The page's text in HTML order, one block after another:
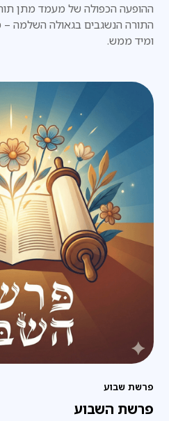
ההופעה הכפולה של מעמד מתן
התורה הנשגבים בגאולה השלמה
ומיד ממש.
פרשת שבוע
פרשת השבוע